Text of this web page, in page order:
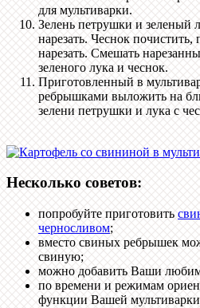
для мультиварки.
Зелень петрушки и зеленый
нарезать. Чеснок
нарезать. Смешать
зеленого лука и чеснок.
Приготовленный в
ребрышками выложить на
зелени петрушки и лука с
Несколько советов:
попробуйте приготовить
черносливом;
вместо свиных ребрышек
свиную;
можно добавить Ваши
по времени и режимам
функции Вашей